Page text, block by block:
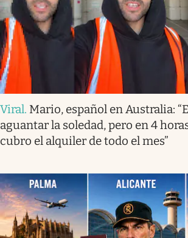
Viral. Mario, español en Australia:
aguantar la soledad, pero en 4
cubro el alquiler de todo el mes”